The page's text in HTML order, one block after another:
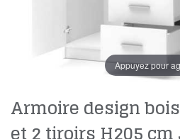
Appuyez pour
Armoire design